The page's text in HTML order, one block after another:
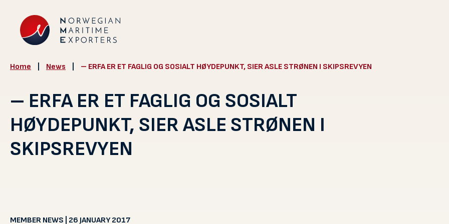
Home News – ERFA ER ET FAGLIG OG SOSIALT HØYDEPUNKT, SIER ASLE STRØNEN I SKIPSREVYEN
– ERFA ER ET FAGLIG OG SOSIALT
HØYDEPUNKT, SIER ASLE STRØNEN I
SKIPSREVYEN
MEMBER NEWS | 26 JANUARY 2017